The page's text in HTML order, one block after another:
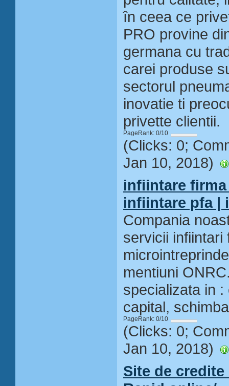
în ceea ce
PRO provine
germana cu
carei produse
sectorul
inovatie ti
privette clientii.
PageRank: 0/10
(Clicks: 0;
Jan 10, 2018)
infiintare
infiintare pfa |
Compania
servicii infiintari
mentiuni
specializata in
capital,
PageRank: 0/10
(Clicks: 0;
Jan 10, 2018)
Site de